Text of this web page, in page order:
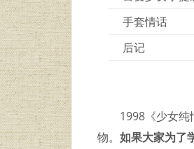
手套情话
后记
1998《少女
物。 如果大家为了